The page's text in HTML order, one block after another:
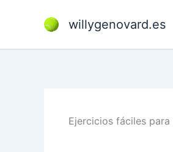
willygenovard.es
Ejercicios fáciles